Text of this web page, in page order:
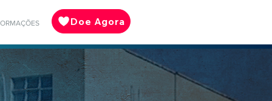
Doe Agora